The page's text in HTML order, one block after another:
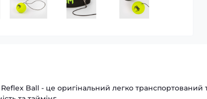
Ball - це оригінальний легко